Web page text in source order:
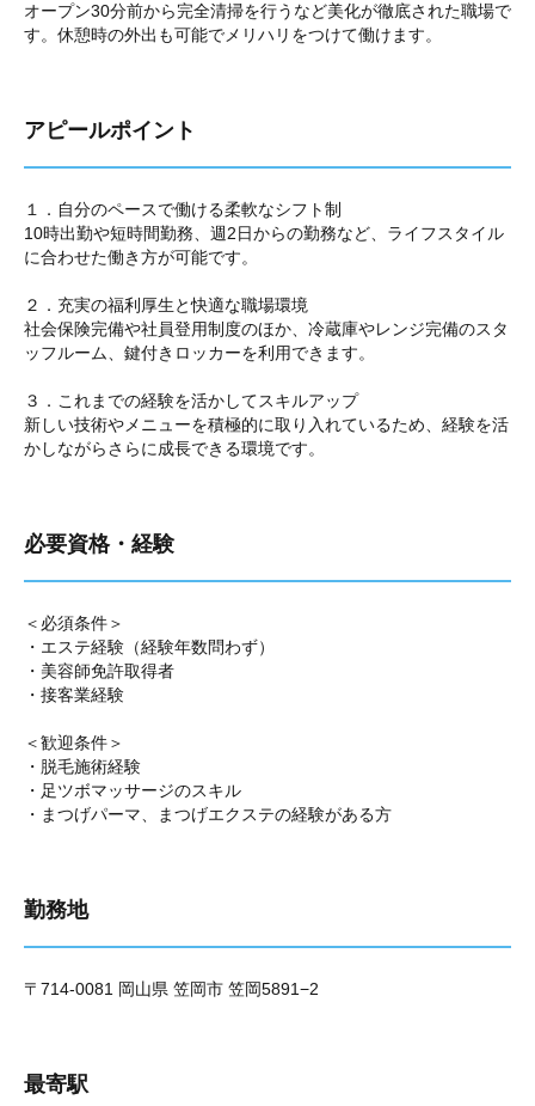
オープン30分前から完全清掃を行うなど美化が徹底された職場で
す。休憩時の外出も可能でメリハリをつけて働けます。
アピールポイント
１．自分のペースで働ける柔軟なシフト制
10時出勤や短時間勤務、週2日からの勤務など、ライフスタイル
に合わせた働き方が可能です。
２．充実の福利厚生と快適な職場環境
社会保険完備や社員登用制度のほか、冷蔵庫やレンジ完備のスタ
ッフルーム、鍵付きロッカーを利用できます。
３．これまでの経験を活かしてスキルアップ
新しい技術やメニューを積極的に取り入れているため、経験を活
かしながらさらに成長できる環境です。
必要資格・経験
＜必須条件＞
・エステ経験（経験年数問わず）
・美容師免許取得者
・接客業経験
＜歓迎条件＞
・脱毛施術経験
・足ツボマッサージのスキル
・まつげパーマ、まつげエクステの経験がある方
勤務地
〒714-0081 岡山県 笠岡市 笠岡5891−2
最寄駅